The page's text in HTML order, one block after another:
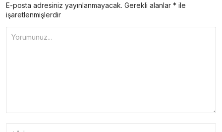
E-posta adresiniz yayınlanmayacak. Gerekli alanlar * ile
işaretlenmişlerdir